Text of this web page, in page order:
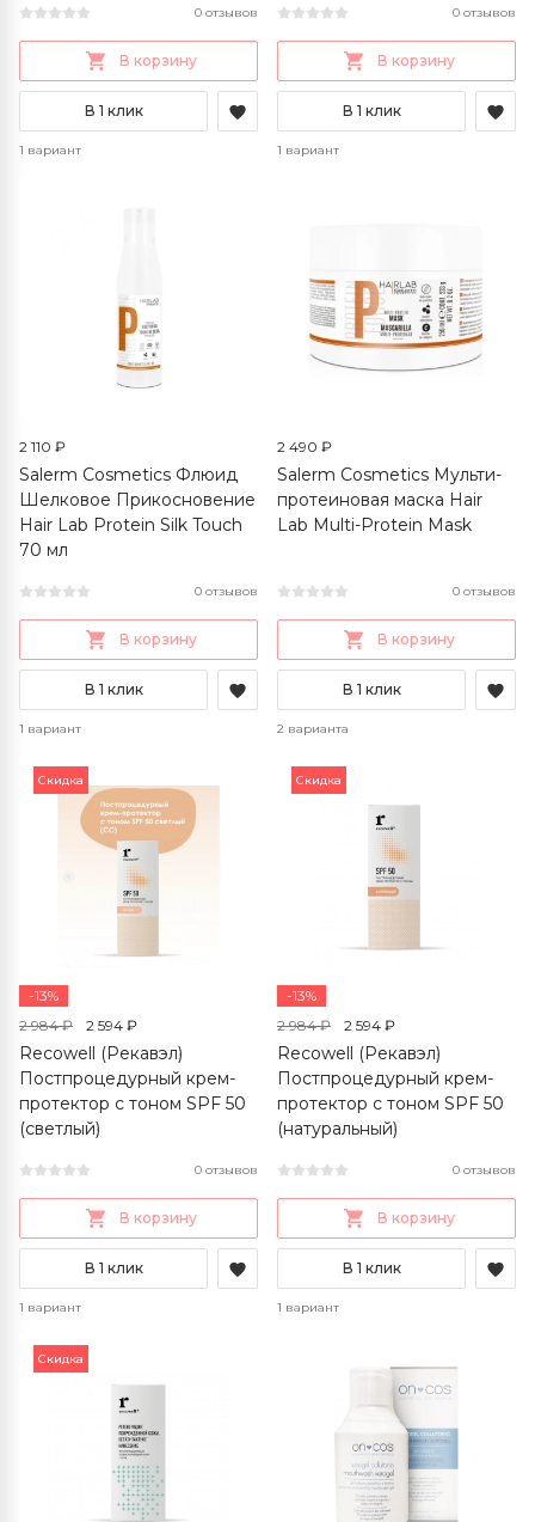
0 отзывов
В корзину
В 1 клик
1 вариант
0 отзывов
В корзину
В 1 клик
1 вариант
2 110 ₽
Salerm Cosmetics Флюид
Шелковое Прикосновение
Hair Lab Protein Silk Touch
70 мл
0 отзывов
В корзину
В 1 клик
1 вариант
2 490 ₽
Salerm Cosmetics Мульти-
протеиновая маска Hair
Lab Multi-Protein Mask
0 отзывов
В корзину
В 1 клик
2 варианта
Скидка
2 984 ₽ 2 594 ₽
-13%
Recowell (Рекавэл)
Постпроцедурный крем-
протектор с тоном SPF 50
(светлый)
0 отзывов
В корзину
В 1 клик
1 вариант
Скидка
2 984 ₽ 2 594 ₽
-13%
Recowell (Рекавэл)
Постпроцедурный крем-
протектор с тоном SPF 50
(натуральный)
0 отзывов
В корзину
В 1 клик
1 вариант
Скидка